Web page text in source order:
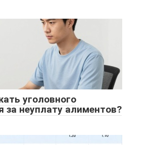
уголовного
за неуплату алиментов?